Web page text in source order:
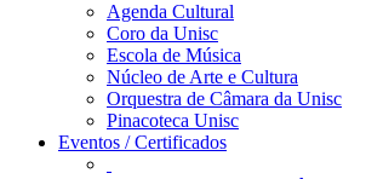
Agenda Cultural
Coro da Unisc
Escola de Música
Núcleo de Arte e Cultura
Orquestra de Câmara da Unisc
Pinacoteca Unisc
Eventos / Certificados